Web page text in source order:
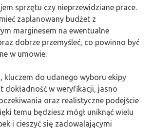
sprzętu czy nieprzewidziane prace.
zaplanowany budżet z
marginesem na ewentualne
dobrze przemyśleć, co powinno być
w umowie.
kluczem do udanego wyboru ekipy
dokładność w weryfikacji, jasno
oraz realistyczne podejście
temu będziesz mógł uniknąć wielu
i cieszyć się zadowalającymi